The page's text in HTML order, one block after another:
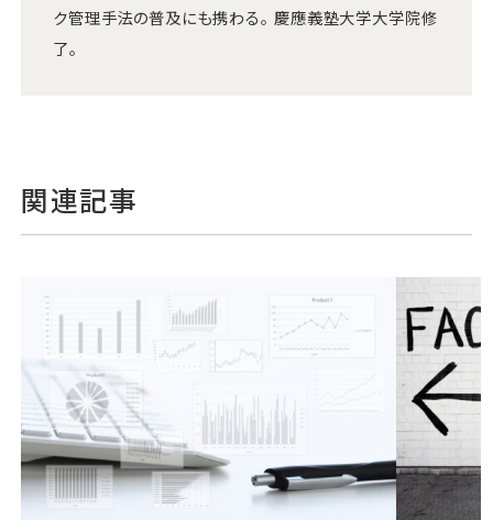
ク管理手法の普及にも携わる。 慶應義塾大学大学院修
了。
関連記事